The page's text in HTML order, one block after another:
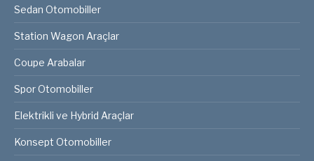
Sedan Otomobiller
Station Wagon Araçlar
Coupe Arabalar
Spor Otomobiller
Elektrikli ve Hybrid Araçlar
Konsept Otomobiller